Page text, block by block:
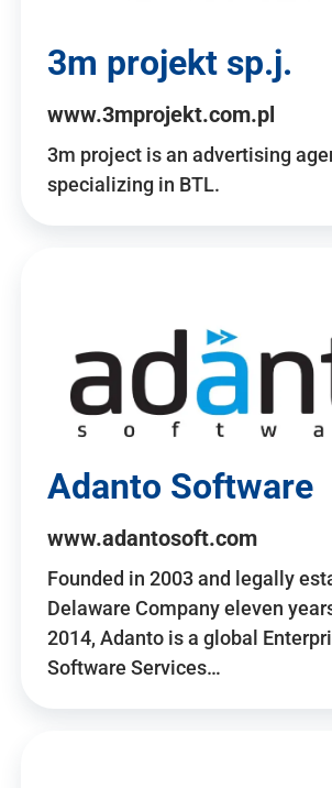
3m projekt sp.j.
www.3mprojekt.com.pl
3m project is an advertising
specializing in BTL.
Adanto Software
www.adantosoft.com
Founded in 2003 and legally
Delaware Company eleven
2014, Adanto is a global
Software Services…